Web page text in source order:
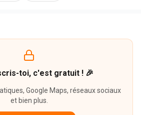
toi, c'est gratuit ! 🎉
Google Maps, réseaux sociaux
et bien plus.